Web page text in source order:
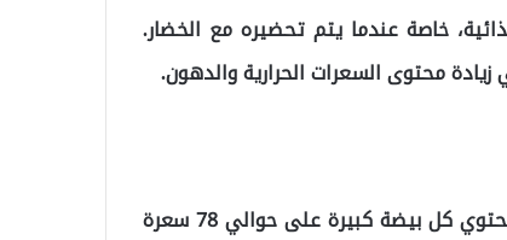
خاصة عندما يتم تحضيره مع الخضار.
محتوى السعرات الحرارية والدهون.
البيض المسلوق منخفض نسبيًا في السعرات الحرارية، حيث يحتوي كل بيضة كبيرة على حوالي 78 سعرة